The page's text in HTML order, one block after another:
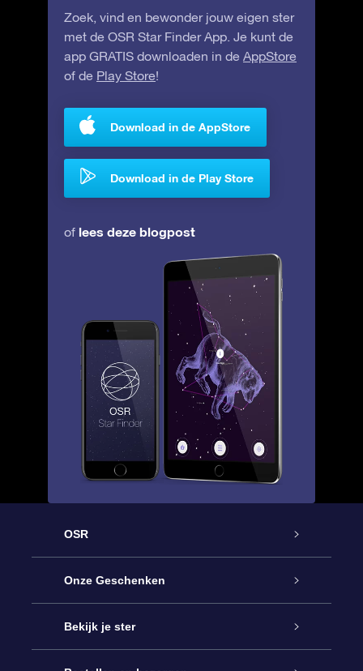
Zoek, vind en bewonder jouw eigen ster
met de OSR Star Finder App. Je kunt de
app GRATIS downloaden in de AppStore
of de Play Store!
Download in de AppStore
Download in de Play Store
of lees deze blogpost
OSR
Service
Contact
Onze Geschenken
Online Star Gift
Bekijk je ster